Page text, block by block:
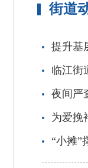
街道
提升基
临江街
夜间严
为爱挽
“小摊”